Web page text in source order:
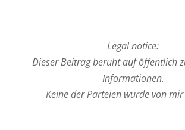
Legal notice:
Dieser Beitrag beruht auf öffentlich
Informationen.
Keine der Parteien wurde von